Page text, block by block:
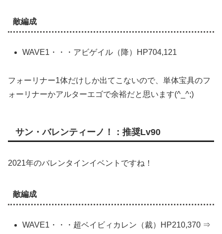
敵編成
WAVE1・・・アビゲイル（降）HP704,121
フォーリナー1体だけしか出てこないので、単体宝具のフ
ォーリナーかアルターエゴで余裕だと思います(^_^;)
サン・バレンティーノ！：推奨Lv90
2021年のバレンタインイベントですね！
敵編成
WAVE1・・・超ベイビィカレン（裁）HP210,370 ⇒